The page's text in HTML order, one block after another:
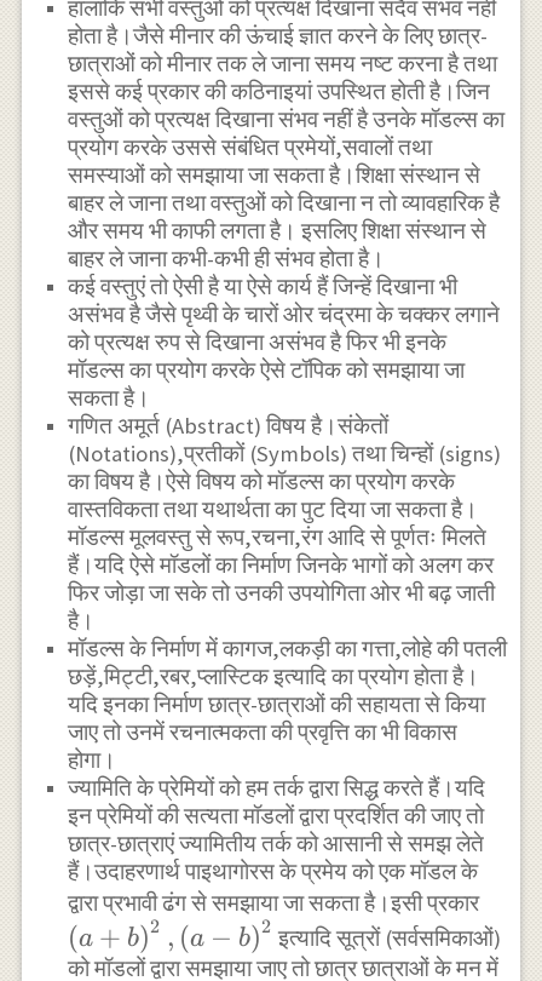
हालांकि सभी वस्तुओं को प्रत्यक्ष दिखाना सदैव संभव नहीं
होता है।जैसे मीनार की ऊंचाई ज्ञात करने के लिए छात्र-
छात्राओं को मीनार तक ले जाना समय नष्ट करना है तथा
इससे कई प्रकार की कठिनाइयां उपस्थित होती है।जिन
वस्तुओं को प्रत्यक्ष दिखाना संभव नहीं है उनके मॉडल्स का
प्रयोग करके उससे संबंधित प्रमेयों,सवालों तथा
समस्याओं को समझाया जा सकता है।शिक्षा संस्थान से
बाहर ले जाना तथा वस्तुओं को दिखाना न तो व्यावहारिक है
और समय भी काफी लगता है। इसलिए शिक्षा संस्थान से
बाहर ले जाना कभी-कभी ही संभव होता है।
कई वस्तुएं तो ऐसी है या ऐसे कार्य हैं जिन्हें दिखाना भी
असंभव है जैसे पृथ्वी के चारों ओर चंद्रमा के चक्कर लगाने
को प्रत्यक्ष रुप से दिखाना असंभव है फिर भी इनके
मॉडल्स का प्रयोग करके ऐसे टॉपिक को समझाया जा
सकता है।
गणित अमूर्त (Abstract) विषय है।संकेतों
(Notations),प्रतीकों (Symbols) तथा चिन्हों (signs)
का विषय है।ऐसे विषय को मॉडल्स का प्रयोग करके
वास्तविकता तथा यथार्थता का पुट दिया जा सकता है।
मॉडल्स मूलवस्तु से रूप,रचना,रंग आदि से पूर्णतः मिलते
हैं।यदि ऐसे मॉडलों का निर्माण जिनके भागों को अलग कर
फिर जोड़ा जा सके तो उनकी उपयोगिता ओर भी बढ़ जाती
है।
मॉडल्स के निर्माण में कागज,लकड़ी का गत्ता,लोहे की पतली
छड़ें,मिट्टी,रबर,प्लास्टिक इत्यादि का प्रयोग होता है।
यदि इनका निर्माण छात्र-छात्राओं की सहायता से किया
जाए तो उनमें रचनात्मकता की प्रवृत्ति का भी विकास
होगा।
ज्यामिति के प्रेमियों को हम तर्क द्वारा सिद्ध करते हैं।यदि
इन प्रेमियों की सत्यता मॉडलों द्वारा प्रदर्शित की जाए तो
छात्र-छात्राएं ज्यामितीय तर्क को आसानी से समझ लेते
हैं।उदाहरणार्थ पाइथागोरस के प्रमेय को एक मॉडल के
द्वारा प्रभावी ढंग से समझाया जा सकता है।इसी प्रकार
(a + b)2 , (a − b)2 इत्यादि सूत्रों (सर्वसमिकाओं)
को मॉडलों द्वारा समझाया जाए तो छात्र छात्राओं के मन में